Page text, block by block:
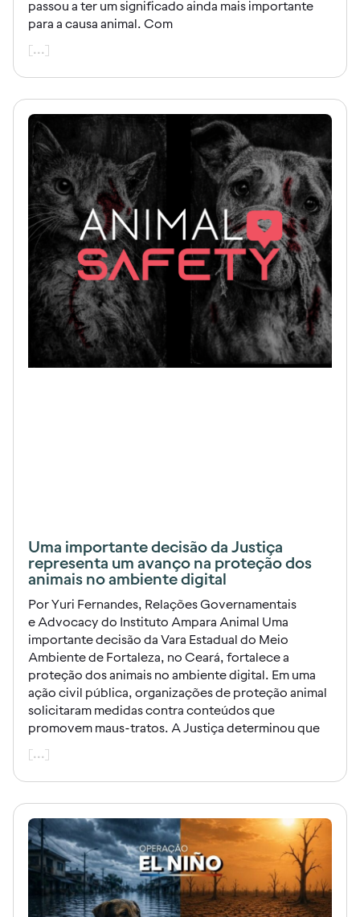
passou a ter um significado ainda mais importante
para a causa animal. Com
[...]
Uma importante decisão da Justiça
representa um avanço na proteção dos
animais no ambiente digital
Por Yuri Fernandes, Relações Governamentais
e Advocacy do Instituto Ampara Animal Uma
importante decisão da Vara Estadual do Meio
Ambiente de Fortaleza, no Ceará, fortalece a
proteção dos animais no ambiente digital. Em uma
ação civil pública, organizações de proteção animal
solicitaram medidas contra conteúdos que
promovem maus-tratos. A Justiça determinou que
[...]